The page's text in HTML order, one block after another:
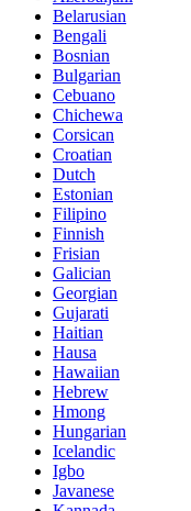
Belarusian
Bengali
Bosnian
Bulgarian
Cebuano
Chichewa
Corsican
Croatian
Dutch
Estonian
Filipino
Finnish
Frisian
Galician
Georgian
Gujarati
Haitian
Hausa
Hawaiian
Hebrew
Hmong
Hungarian
Icelandic
Igbo
Javanese